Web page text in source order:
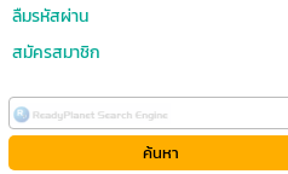
ลืมรหัสผ่าน
สมัครสมาชิก